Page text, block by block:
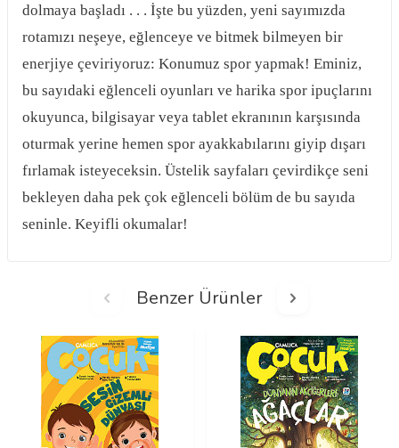
dolmaya başladı . . . İşte bu yüzden, yeni sayımızda
rotamızı neşeye, eğlenceye ve bitmek bilmeyen bir
enerjiye çeviriyoruz: Konumuz spor yapmak! Eminiz,
bu sayıdaki eğlenceli oyunları ve harika spor ipuçlarını
okuyunca, bilgisayar veya tablet ekranının karşısında
oturmak yerine hemen spor ayakkabılarını giyip dışarı
fırlamak isteyeceksin. Üstelik sayfaları çevirdikçe seni
bekleyen daha pek çok eğlenceli bölüm de bu sayıda
seninle. Keyifli okumalar!
Benzer Ürünler